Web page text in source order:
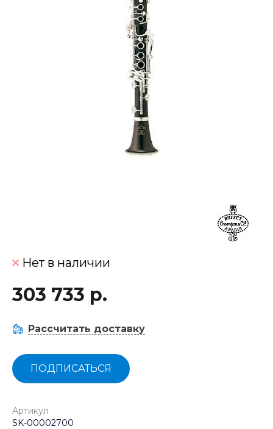
Нет в наличии
303 733 р.
Рассчитать доставку
ПОДПИСАТЬСЯ
Артикул
SK-00002700